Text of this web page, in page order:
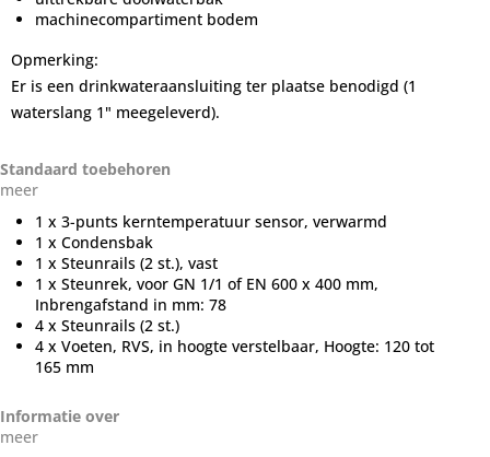
machinecompartiment bodem
Opmerking:
Er is een drinkwateraansluiting ter plaatse benodigd (1
waterslang 1" meegeleverd).
Standaard toebehoren
meer
1 x 3-punts kerntemperatuur sensor, verwarmd
1 x Condensbak
1 x Steunrails (2 st.), vast
1 x Steunrek, voor GN 1/1 of EN 600 x 400 mm,
Inbrengafstand in mm: 78
4 x Steunrails (2 st.)
4 x Voeten, RVS, in hoogte verstelbaar, Hoogte: 120 tot
165 mm
Informatie over
meer